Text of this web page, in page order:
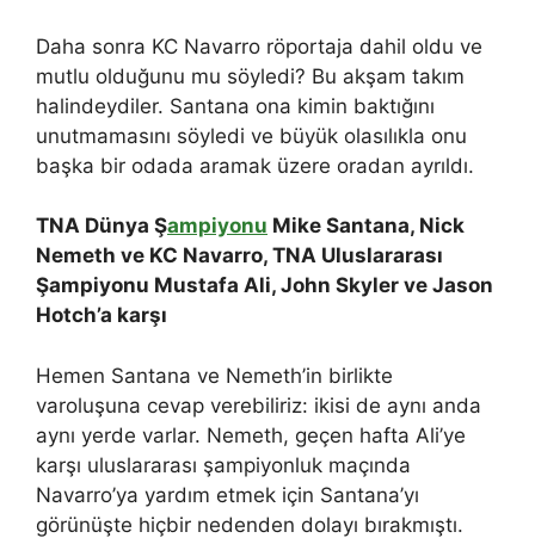
Daha sonra KC Navarro röportaja dahil oldu ve
mutlu olduğunu mu söyledi? Bu akşam takım
halindeydiler. Santana ona kimin baktığını
unutmamasını söyledi ve büyük olasılıkla onu
başka bir odada aramak üzere oradan ayrıldı.
TNA Dünya Şampiyonu Mike Santana, Nick
Nemeth ve KC Navarro, TNA Uluslararası
Şampiyonu Mustafa Ali, John Skyler ve Jason
Hotch’a karşı
Hemen Santana ve Nemeth’in birlikte
varoluşuna cevap verebiliriz: ikisi de aynı anda
aynı yerde varlar. Nemeth, geçen hafta Ali’ye
karşı uluslararası şampiyonluk maçında
Navarro’ya yardım etmek için Santana’yı
görünüşte hiçbir nedenden dolayı bırakmıştı.